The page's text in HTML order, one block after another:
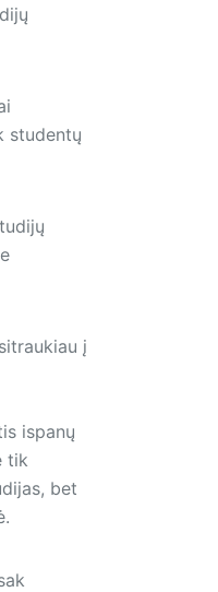
studentų
į
ispanų
tik
bet